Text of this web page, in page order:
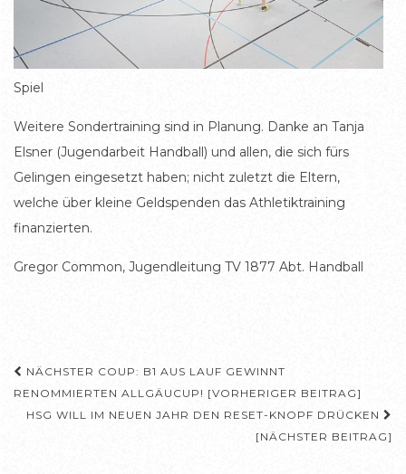
Spiel
Weitere Sondertraining sind in Planung. Danke an Tanja
Elsner (Jugendarbeit Handball) und allen, die sich fürs
Gelingen eingesetzt haben; nicht zuletzt die Eltern,
welche über kleine Geldspenden das Athletiktraining
finanzierten.
Gregor Common, Jugendleitung TV 1877 Abt. Handball
Beitragsnavigation
NÄCHSTER COUP: B1 AUS LAUF GEWINNT
RENOMMIERTEN ALLGÄUCUP! [VORHERIGER BEITRAG]
HSG WILL IM NEUEN JAHR DEN RESET-KNOPF DRÜCKEN
[NÄCHSTER BEITRAG]